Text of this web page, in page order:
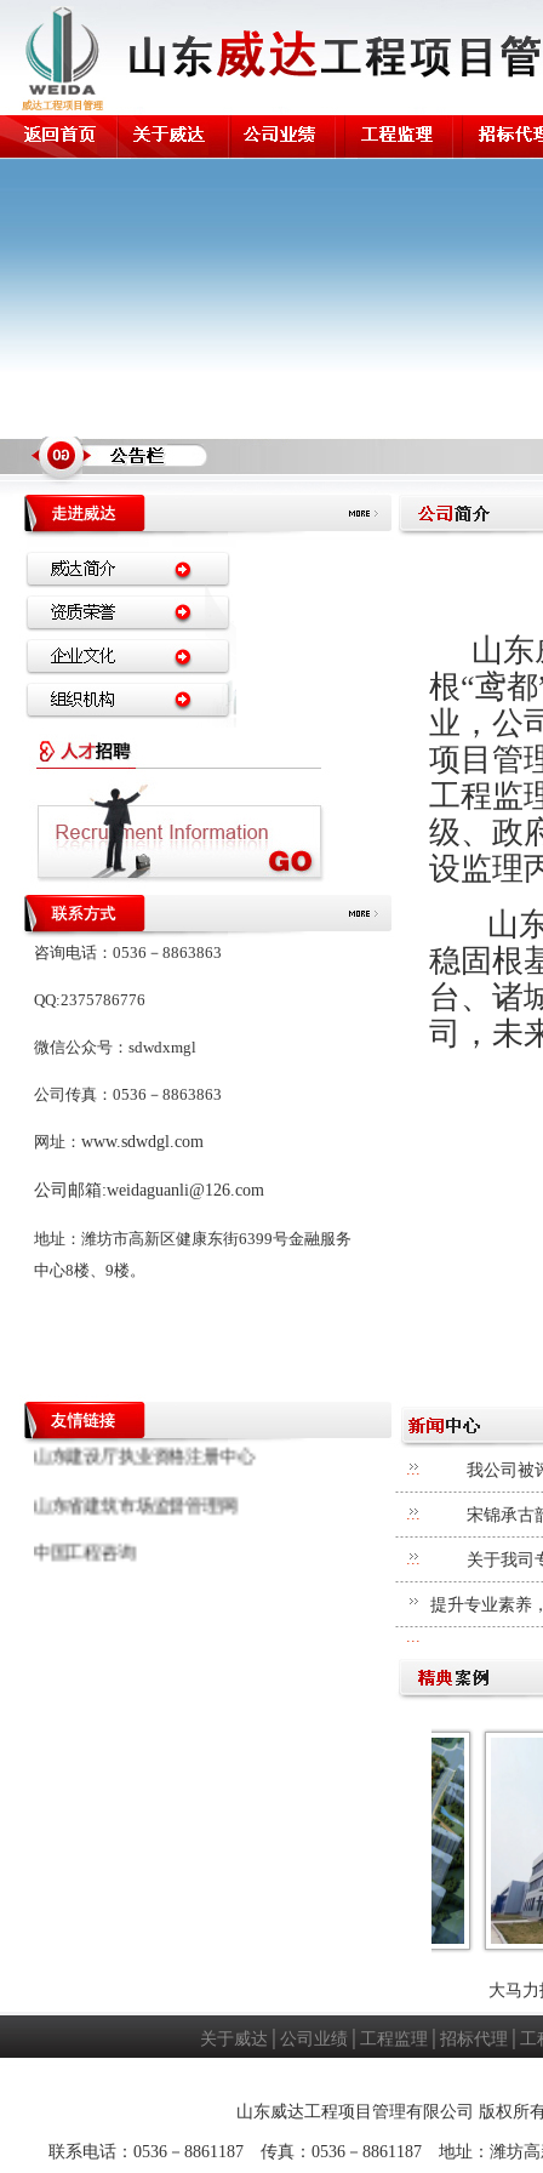
咨询电话：0536－8863863
QQ:2375786776
微信公众号：sdwdxmgl
公司传真：0536－8863863
网址： www.sdwdgl.com
公司邮箱:weidaguanli@126.com
地址：潍坊市高新区健康东街6399号金融服务
中心8楼、9楼。
中国住房和城乡建设部
山东建设厅执业资格注册中心
山东省建筑市场监督管理网
中国工程咨询
山
根“鸢
业，公
项目管
工程监
级、政
设监理
山
稳固根
台、诸
司，未
我公司被
宋锦承古
关于我司
提升专业素养
大马力
关于威达 公司业绩 工程监理 招标代理 工
山东威达工程项目管理有限公司 版权所
联系电话：0536－8861187 传真：0536－8861187 地址：潍坊